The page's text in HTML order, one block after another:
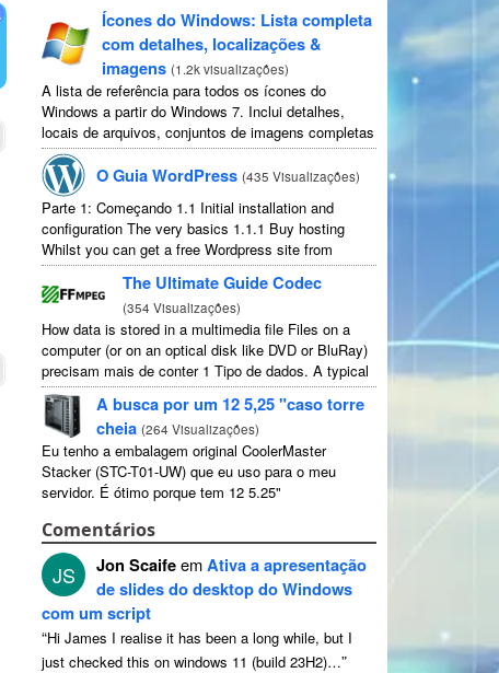
Ícones do Windows: Lista completa
com detalhes, localizações &
imagens (1.2k visualizações)
A lista de referência para todos os ícones do
Windows a partir do Windows 7. Inclui detalhes,
locais de arquivos, conjuntos de imagens completas
e instruções.
O Guia WordPress (435 Visualizações)
Parte 1: Começando 1.1 Initial installation and
configuration The very basics 1.1.1 Buy hosting
Whilst you can get a free Wordpress site from
wordpress.com,you lose some control and you
have to serve their...
The Ultimate Guide Codec
(354 Visualizações)
How data is stored in a multimedia file Files on a
computer(or on an optical disk like DVD or BluRay)
precisam mais de conter 1 Tipo de dados.A typical
movie will include...
A busca por um 12 5,25 "caso torre
cheia (264 Visualizações)
Eu tenho a embalagem original CoolerMaster
Stacker (STC-T01-UW) que eu uso para o meu
servidor. É ótimo porque tem 12 5.25"
falando, tem 11 utilizável como 1 deles ...
Comentários
JS Jon ScaifeemAtiva a apresentação
de slides do desktop do Windows
com um script
“Hi James I realise it has been a long while,but I
just checked this on windows 11 (build 23H2)…”